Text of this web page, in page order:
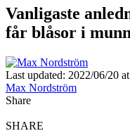
Vanligaste
får blåsor i
Last updated: 2022/06/20
Max Nordström
Share
SHARE